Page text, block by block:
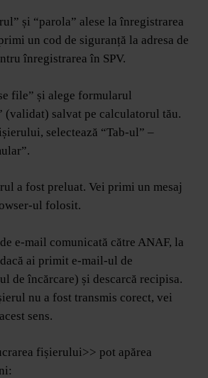
și “parola” alese la înregistrarea
un cod de siguranță la adresa de
înregistrarea în SPV.
file” și alege formularul
(validat) salvat pe calculatorul tău.
selectează “Tab-ul” –
a fost preluat. Vei primi un mesaj
ul folosit.
e-mail comunicată către ANAF, la
ai primit e-mail-ul de
de încărcare) și descarcă recipisa.
nu a fost transmis corect, vei
sens.
fișierului>> pot apărea